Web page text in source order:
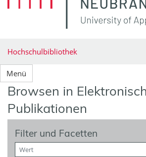
Hochschulbibliothek
Menü
Browsen in
Publikationen
Filter und Facetten